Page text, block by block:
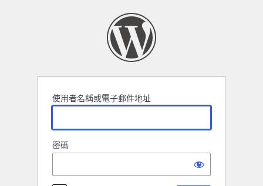
使用者名稱或電子郵件地址
密碼